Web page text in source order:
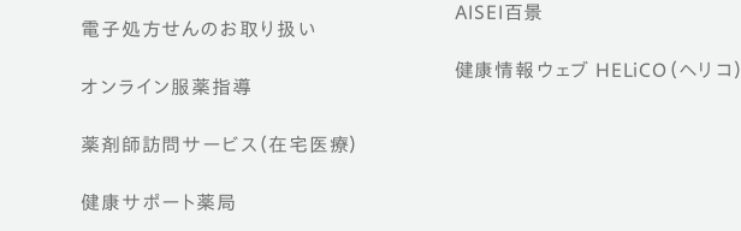
電子処方せんのお取り扱い
オンライン服薬指導
薬剤師訪問サービス（在宅医療）
健康サポート薬局
AISEI百景
健康情報ウェブ HELiCO（ヘリコ）